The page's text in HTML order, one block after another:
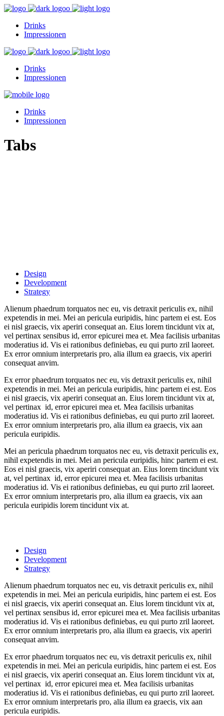
Drinks
Impressionen
Drinks
Impressionen
Drinks
Impressionen
Tabs
Design
Development
Strategy
Alienum phaedrum torquatos nec eu, vis detraxit periculis ex, nihil
expetendis in mei. Mei an pericula euripidis, hinc partem ei est. Eos
ei nisl graecis, vix aperiri consequat an. Eius lorem tincidunt vix at,
vel pertinax sensibus id, error epicurei mea et. Mea facilisis urbanitas
moderatius id. Vis ei rationibus definiebas, eu qui purto zril laoreet.
Ex error omnium interpretaris pro, alia illum ea graecis, vix aperiri
consequat anvim.
Ex error phaedrum torquatos nec eu, vis detraxit periculis ex, nihil
expetendis in mei. Mei an pericula euripidis, hinc partem ei est. Eos
ei nisl graecis, vix aperiri consequat an. Eius lorem tincidunt vix at,
vel pertinax id, error epicurei mea et. Mea facilisis urbanitas
moderatius id. Vis ei rationibus definiebas, eu qui purto zril laoreet.
Ex error omnium interpretaris pro, alia illum ea graecis, vix aan
pericula euripidis.
Mei an pericula phaedrum torquatos nec eu, vis detraxit periculis ex,
nihil expetendis in mei. Mei an pericula euripidis, hinc partem ei est.
Eos ei nisl graecis, vix aperiri consequat an. Eius lorem tincidunt vix
at, vel pertinax id, error epicurei mea et. Mea facilisis urbanitas
moderatius id. Vis ei rationibus definiebas, eu qui purto zril laoreet.
Ex error omnium interpretaris pro, alia illum ea graecis, vix aan
pericula euripidis lorem tincidunt vix at.
Design
Development
Strategy
Alienum phaedrum torquatos nec eu, vis detraxit periculis ex, nihil
expetendis in mei. Mei an pericula euripidis, hinc partem ei est. Eos
ei nisl graecis, vix aperiri consequat an. Eius lorem tincidunt vix at,
vel pertinax sensibus id, error epicurei mea et. Mea facilisis urbanitas
moderatius id. Vis ei rationibus definiebas, eu qui purto zril laoreet.
Ex error omnium interpretaris pro, alia illum ea graecis, vix aperiri
consequat anvim.
Ex error phaedrum torquatos nec eu, vis detraxit periculis ex, nihil
expetendis in mei. Mei an pericula euripidis, hinc partem ei est. Eos
ei nisl graecis, vix aperiri consequat an. Eius lorem tincidunt vix at,
vel pertinax id, error epicurei mea et. Mea facilisis urbanitas
moderatius id. Vis ei rationibus definiebas, eu qui purto zril laoreet.
Ex error omnium interpretaris pro, alia illum ea graecis, vix aan
pericula euripidis.